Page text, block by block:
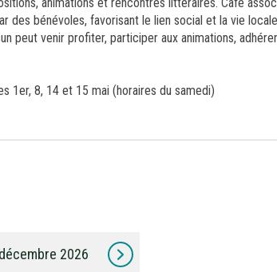
des bénévoles, favorisant le lien social et la vie
peut venir profiter, participer aux animations,
1er, 8, 14 et 15 mai (horaires du samedi)
2026